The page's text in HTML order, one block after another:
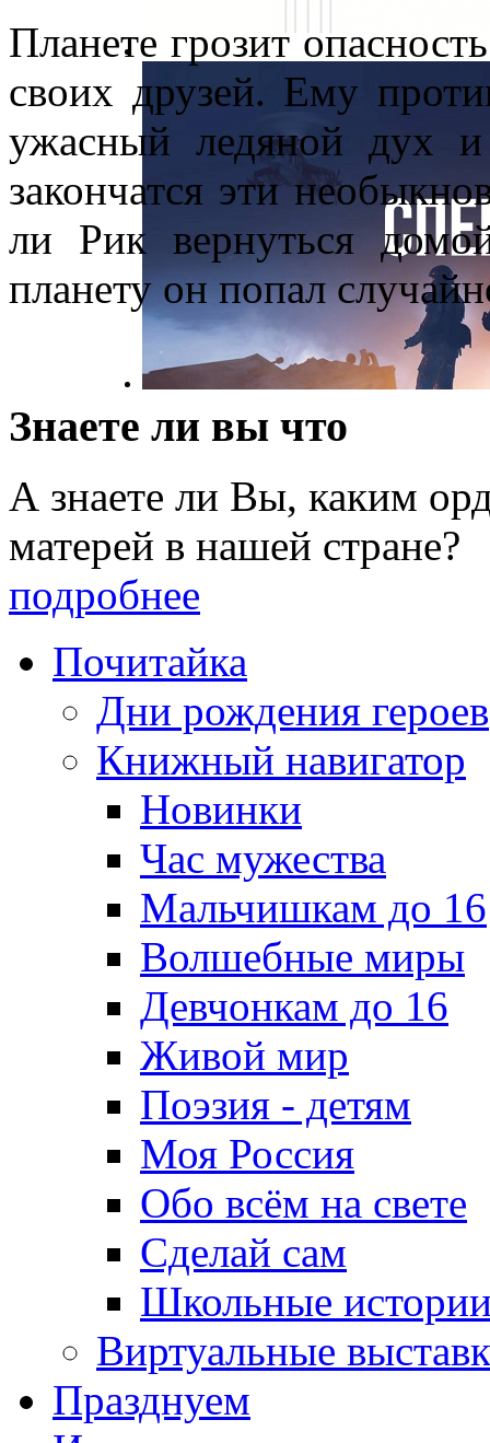
Планете грозит
своих друзей. Ему
ужасный ледяной дух
закончатся эти
ли Рик вернуться
планету он попал
Знаете ли вы что
А знаете ли Вы, каким
матерей в нашей стране?
подробнее
Почитайка
Дни рождения героев
Книжный навигатор
Новинки
Час мужества
Мальчишкам до 16
Волшебные миры
Девчонкам до 16
Живой мир
Поэзия - детям
Моя Россия
Обо всём на свете
Сделай сам
Школьные
Виртуальные
Празднуем